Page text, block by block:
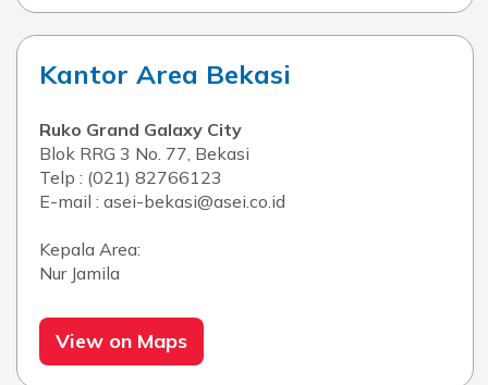
Kantor Area Bekasi
Ruko Grand Galaxy City
Blok RRG 3 No. 77, Bekasi
Telp : (021) 82766123
E-mail : asei-bekasi@asei.co.id
Kepala Area:
Nur Jamila
View on Maps